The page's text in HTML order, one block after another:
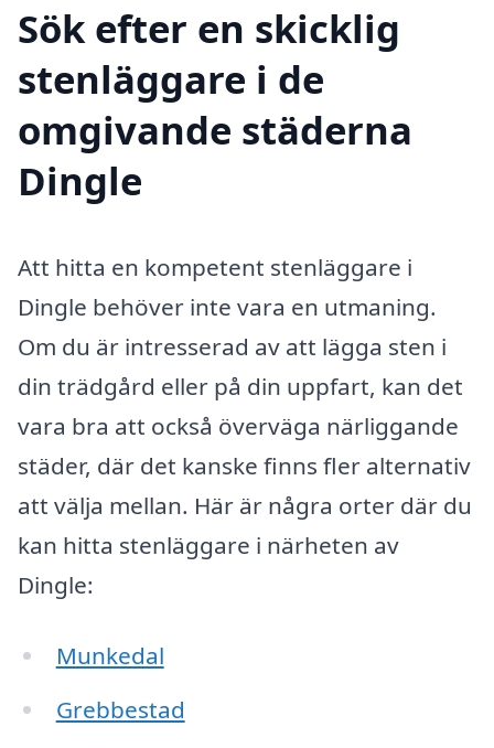
Sök efter en skicklig
stenläggare i de
omgivande städerna
Dingle
Att hitta en kompetent stenläggare i
Dingle behöver inte vara en utmaning.
Om du är intresserad av att lägga sten i
din trädgård eller på din uppfart, kan det
vara bra att också överväga närliggande
städer, där det kanske finns fler alternativ
att välja mellan. Här är några orter där du
kan hitta stenläggare i närheten av
Dingle:
Munkedal
Grebbestad